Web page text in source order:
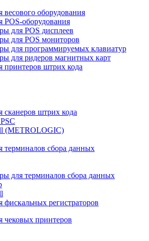
весового оборудования
POS-оборудования
для POS дисплеев
для POS мониторов
для программируемых клавиатур
для ридеров магнитных карт
принтеров штрих кода
сканеров штрих кода
(METROLOGIC)
терминалов сбора данных
для терминалов сбора данных
фискальных регистраторов
чековых принтеров